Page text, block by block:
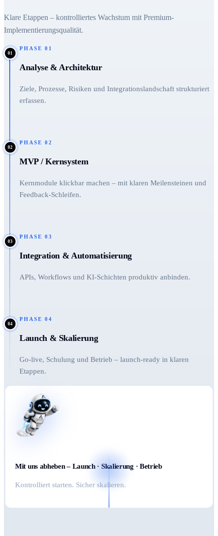
Klare Etappen – kontrolliertes Wachstum mit Premium-
Implementierungsqualität.
01
PHASE 01
Analyse & Architektur
Ziele, Prozesse, Risiken und Integrationslandschaft strukturiert
erfassen.
02
PHASE 02
MVP / Kernsystem
Kernmodule klickbar machen – mit klaren Meilensteinen und
Feedback-Schleifen.
03
PHASE 03
Integration & Automatisierung
APIs, Workflows und KI-Schichten produktiv anbinden.
04
PHASE 04
Launch & Skalierung
Go-live, Schulung und Betrieb – launch-ready in klaren
Etappen.
Mit uns abheben – Launch · Skalierung · Betrieb
Kontrolliert starten. Sicher skalieren.